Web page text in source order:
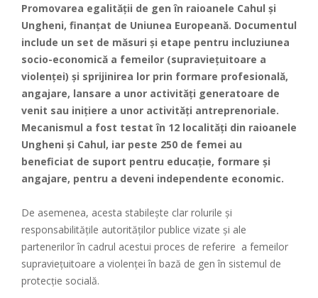
Promovarea egalității de gen în raioanele Cahul și
Ungheni, finanțat de Uniunea Europeană. Documentul
include un set de măsuri și etape pentru incluziunea
socio-economică a femeilor (supraviețuitoare a
violenței) și sprijinirea lor prin formare profesională,
angajare, lansare a unor activități generatoare de
venit sau inițiere a unor activități antreprenoriale.
Mecanismul a fost testat în 12 localități din raioanele
Ungheni și Cahul, iar peste 250 de femei au
beneficiat de suport pentru educație, formare și
angajare, pentru a deveni independente economic.
De asemenea, acesta stabilește clar rolurile și
responsabilitățile autorităților publice vizate și ale
partenerilor în cadrul acestui proces de referire a femeilor
supraviețuitoare a violenței în bază de gen în sistemul de
protecție socială.